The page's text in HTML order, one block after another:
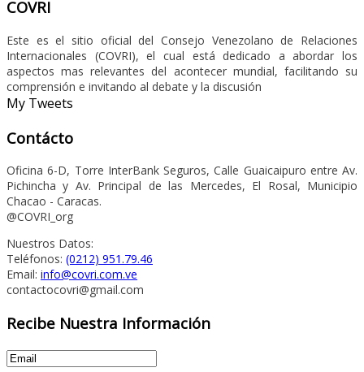
COVRI
Este es el sitio oficial del Consejo Venezolano de Relaciones
Internacionales (COVRI), el cual está dedicado a abordar los
aspectos mas relevantes del acontecer mundial, facilitando su
comprensión e invitando al debate y la discusión
My Tweets
Contácto
Oficina 6-D, Torre InterBank Seguros, Calle Guaicaipuro entre Av.
Pichincha y Av. Principal de las Mercedes, El Rosal, Municipio
Chacao - Caracas.
@COVRI_org
Nuestros Datos:
Teléfonos: (0212) 951.79.46
Email: info@covri.com.ve
contactocovri@gmail.com
Recibe Nuestra Información